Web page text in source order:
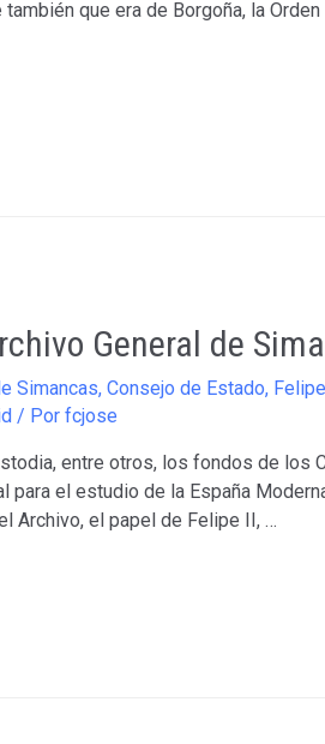
que era de Borgoña, la
General de
Simancas, Consejo de Estado,
/ Por fcjose
entre otros, los fondos de los
para el estudio de la España
Archivo, el papel de Felipe II, …